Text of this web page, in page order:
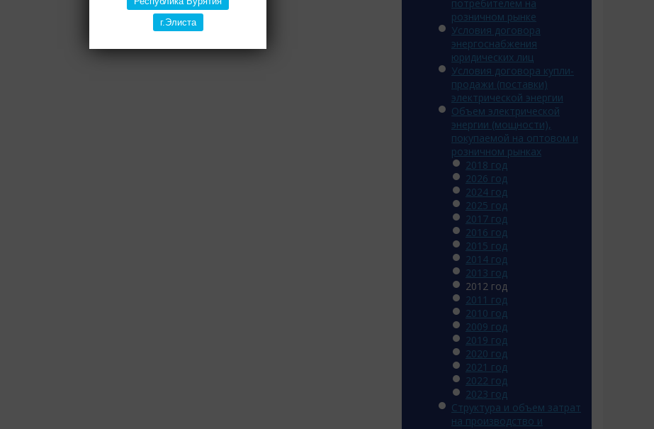
г.Элиста
потребителем на
розничном рынке
Условия договора
энергоснабжения
юридических лиц
Условия договора купли-
продажи (поставки)
электрической энергии
Объем электрической
энергии (мощности),
покупаемой на оптовом и
розничном рынках
2018 год
2026 год
2024 год
2025 год
2017 год
2016 год
2015 год
2014 год
2013 год
2012 год
2011 год
2010 год
2009 год
2019 год
2020 год
2021 год
2022 год
2023 год
Структура и объем затрат
на производство и